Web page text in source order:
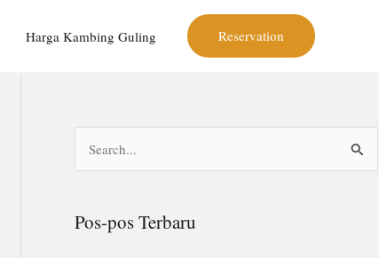
Harga Kambing Guling Reservation
iPos-pos Terbaru